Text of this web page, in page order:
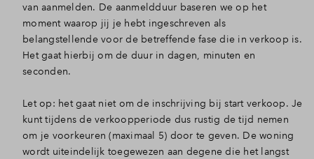
van aanmelden. De aanmeldduur baseren we op het
moment waarop jij je hebt ingeschreven als
belangstellende voor de betreffende fase die in verkoop is.
Het gaat hierbij om de duur in dagen, minuten en
seconden.
Let op: het gaat niet om de inschrijving bij start verkoop. Je
kunt tijdens de verkoopperiode dus rustig de tijd nemen
om je voorkeuren (maximaal 5) door te geven. De woning
wordt uiteindelijk toegewezen aan degene die het langst